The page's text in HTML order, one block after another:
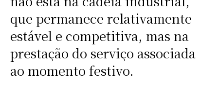
que permanece relativamente
estável e competitiva, mas na
prestação do serviço associada
ao momento festivo.